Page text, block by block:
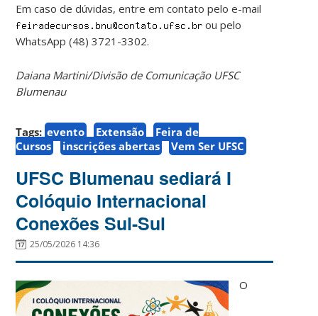
Em caso de dúvidas, entre em contato pelo e-mail
ou pelo
WhatsApp (48) 3721-3302.
Daiana Martini/Divisão de Comunicação UFSC
Blumenau
Tags: evento Extensão
Feira de
Cursos
inscrições abertas Vem Ser UFSC
UFSC Blumenau sediará I
Colóquio Internacional
Conexões Sul-Sul
25/05/2026 14:36
O